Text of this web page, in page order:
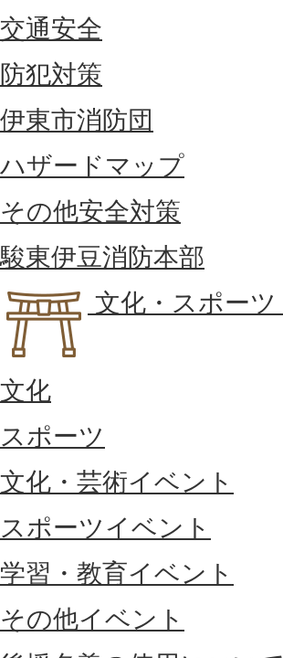
交通安全
防犯対策
伊東市消防団
ハザードマップ
その他安全対策
駿東伊豆消防本部
文化・スポーツ
文化
スポーツ
文化・芸術イベント
スポーツイベント
学習・教育イベント
その他イベント